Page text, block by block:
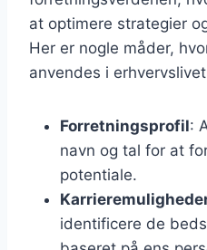
at optimere strategier
Her er nogle måder,
anvendes i
Forretningsprofil:
navn og tal for at
potentiale.
identificere de